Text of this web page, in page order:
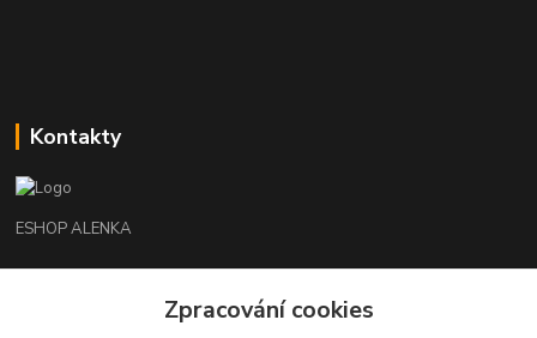
Kontakty
ESHOP ALENKA
+420602541312Zpracování cookies